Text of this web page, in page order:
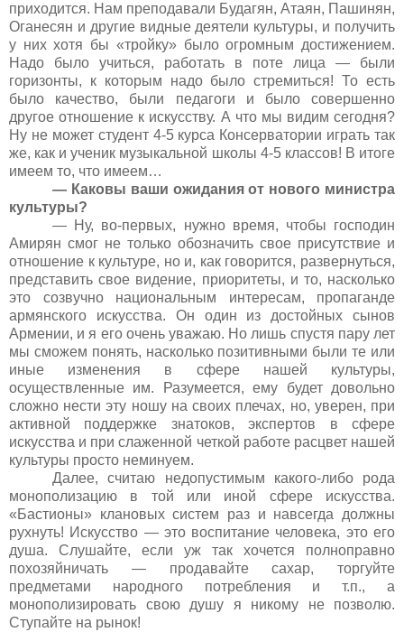
приходится. Нам преподавали Будагян, Атаян, Пашинян,
Оганесян и другие видные деятели культуры, и получить
у них хотя бы «тройку» было огромным достижением.
Надо было учиться, работать в поте лица — были
горизонты, к которым надо было стремиться! То есть
было качество, были педагоги и было совершенно
другое отношение к искусству. А что мы видим сегодня?
Ну не может студент 4-5 курса Консерватории играть так
же, как и ученик музыкальной школы 4-5 классов! В итоге
имеем то, что имеем…
— Каковы ваши ожидания от нового министра
культуры?
— Ну, во-первых, нужно время, чтобы господин
Амирян смог не только обозначить свое присутствие и
отношение к культуре, но и, как говорится, развернуться,
представить свое видение, приоритеты, и то, насколько
это созвучно национальным интересам, пропаганде
армянского искусства. Он один из достойных сынов
Армении, и я его очень уважаю. Но лишь спустя пару лет
мы сможем понять, насколько позитивными были те или
иные изменения в сфере нашей культуры,
осуществленные им. Разумеется, ему будет довольно
сложно нести эту ношу на своих плечах, но, уверен, при
активной поддержке знатоков, экспертов в сфере
искусства и при слаженной четкой работе расцвет нашей
культуры просто неминуем.
Далее, считаю недопустимым какого-либо рода
монополизацию в той или иной сфере искусства.
«Бастионы» клановых систем раз и навсегда должны
рухнуть! Искусство — это воспитание человека, это его
душа. Слушайте, если уж так хочется полноправно
похозяйничать — продавайте сахар, торгуйте
предметами народного потребления и т.п., а
монополизировать свою душу я никому не позволю.
Ступайте на рынок!